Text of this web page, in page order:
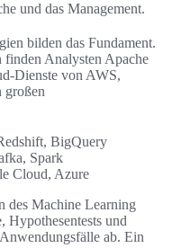
und das Management.
bilden das Fundament.
finden Analysten Apache
Dienste von AWS,
großen
BigQuery
Spark
Cloud, Azure
des Machine Learning
Hypothesentests und
ab. Ein